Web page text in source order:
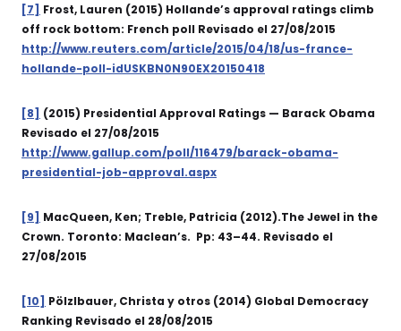
[7] Frost, Lauren (2015) Hollande’s approval ratings climb
off rock bottom: French poll Revisado el 27/08/2015
http://www.reuters.com/article/2015/04/18/us-france-
hollande-poll-idUSKBN0N90EX20150418
[8] (2015) Presidential Approval Ratings — Barack Obama
Revisado el 27/08/2015
http://www.gallup.com/poll/116479/barack-obama-
presidential-job-approval.aspx
[9] MacQueen, Ken; Treble, Patricia (2012).The Jewel in the
Crown. Toronto: Maclean’s. Pp: 43–44. Revisado el
27/08/2015
[10] Pölzlbauer, Christa y otros (2014) Global Democracy
Ranking Revisado el 28/08/2015